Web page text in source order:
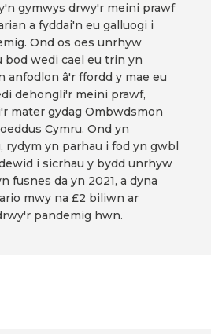
gymwys drwy'r meini prawf
a fyddai'n eu galluogi i
Ond os oes unrhyw
bod wedi cael eu trin yn
anfodlon â'r ffordd y mae eu
dehongli'r meini prawf,
mater gydag Ombwdsmon
Cymru. Ond yn
rydym yn parhau i fod yn gwbl
i sicrhau y bydd unrhyw
fusnes da yn 2021, a dyna
mwy na £2 biliwn ar
pandemig hwn.